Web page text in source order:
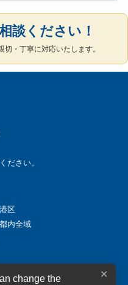
談ください！
・丁寧に対応いたします。
ださい。
区
内全域
change the ✕